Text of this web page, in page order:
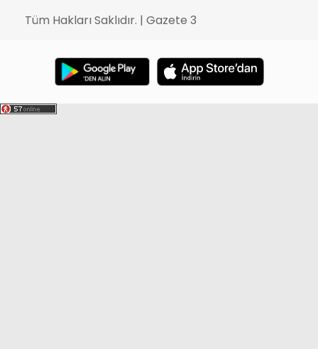
Tüm Hakları Saklıdır. | Gazete 3